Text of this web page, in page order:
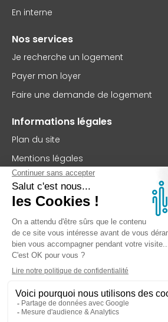
En interne
Nos services
Je recherche un logement
Payer mon loyer
Faire une demande de logement
Informations légales
Plan du site
Mentions légales
Politique de confidentialité
Accessibilité : partiellement conforme
Nous contacter
OPH31
75 rue Saint-Jean
BP 63102
TEL : 05 62 73 56 00
FAX : 05 61 99 32 99